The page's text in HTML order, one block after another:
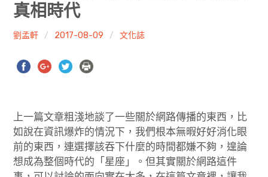
共評論
共想/共享
共青年
勞動誌
共誌寫手
真相時代
劉孟軒 2017-08-09 文化誌
上一篇文章粗淺地談了一些關於網路傳播的東西， 比
如說在資訊爆炸的情況下，我們根本無暇好好消化眼
前的東西，連選擇該吞下什麼的時間都嫌不夠，遑論
想成為整個時代的「星座」。但其實關於網路這件